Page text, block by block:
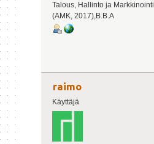
Talous, Hallinto ja Markkinointi
(AMK, 2017),B.B.A
raimo
Käyttäjä